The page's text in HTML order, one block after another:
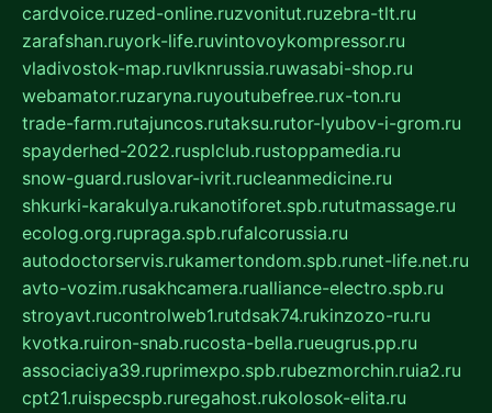
cardvoice.ruzed-online.ruzvonitut.ruzebra-tlt.ru
zarafshan.ruyork-life.ruvintovoykompressor.ru
vladivostok-map.ruvlknrussia.ruwasabi-shop.ru
webamator.ruzaryna.ruyoutubefree.rux-ton.ru
trade-farm.rutajuncos.rutaksu.rutor-lyubov-i-grom.ru
spayderhed-2022.rusplclub.rustoppamedia.ru
snow-guard.ruslovar-ivrit.rucleanmedicine.ru
shkurki-karakulya.rukanotiforet.spb.rututmassage.ru
ecolog.org.rupraga.spb.rufalcorussia.ru
autodoctorservis.rukamertondom.spb.runet-life.net.ru
avto-vozim.rusakhcamera.rualliance-electro.spb.ru
stroyavt.rucontrolweb1.rutdsak74.rukinzozo-ru.ru
kvotka.ruiron-snab.rucosta-bella.rueugrus.pp.ru
associaciya39.ruprimexpo.spb.rubezmorchin.ruia2.ru
cpt21.ruispecspb.ruregahost.rukolosok-elita.ru